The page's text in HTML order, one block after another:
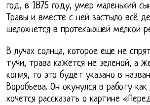
год, в 1875 году, умер маленький
Травы и вместе с ней застыло всё
шелохнется в протекающей мелкой
В лучах солнца, которое еще не
тучи, трава кажется не зеленой, а
копия, то это будет указано в
Воробьева. Он окунулся в работу
хочется рассказать о картине